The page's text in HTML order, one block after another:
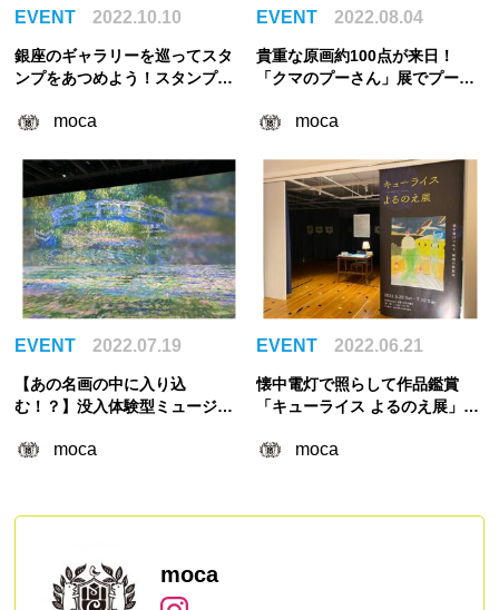
EVENT 2022.10.10
銀座のギャラリーを巡ってスタ
ンプをあつめよう！スタンプラ
moca
EVENT 2022.08.04
貴重な原画約100点が来日！
「クマのプーさん」展でプーさ
moca
EVENT 2022.07.19
【あの名画の中に入り込
む！？】没入体験型ミュージア
しい美術体験
moca
EVENT 2022.06.21
懐中電灯で照らして作品鑑賞
「キューライス よるのえ展」夜
moca
moca